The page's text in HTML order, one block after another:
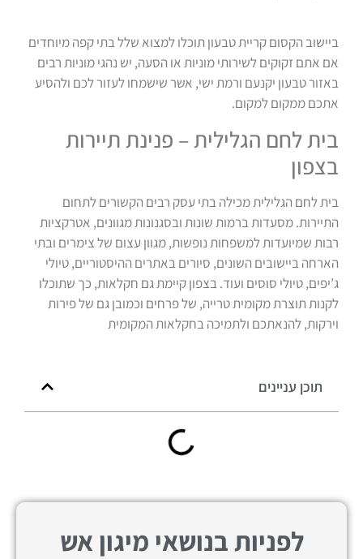
ביישוב הקסום קריית טבעון תוכלו למצוא שלל בתי קפה מיוחדים
אם אתם זקוקים לשירותי מוניות או הסעה, יש נהגי מוניות רבים
באזור טבעון יקנעם ורמת ישי, אשר שישמחו לעזור לכם ולהסיע
אתכם ממקום למקום.
בית לחם הגלילית – פנינת תיירות
בצפון
בית לחם הגלילית מכילה בתי עסק רבים הקשורים לתחום
התיירות. מסעדות ברמות שונות ובסגנונות מגוונים, אטרקציות
רבות שמיועדות למשפחות נופשות, מגוון עצום של צימרים ובתי
הארחה ביישובים השונים, סיורים באתרים ההיסטוריים, טיולי
ג’יפים, טיולי סוסים ועוד. בצפון קיימת גם חקלאות, כך שתוכלו
לקנות תוצרת מקומית טרייה, של פרחים וכמובן גם של פירות
וירקות, להנאתכם ולתמיכה בחקלאות המקומית
תוכן עניינים
לפניות בנושאי מיגון אש